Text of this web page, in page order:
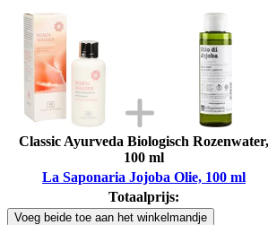
Classic Ayurveda Biologisch Rozenwater,
100 ml
La Saponaria Jojoba Olie, 100 ml
Totaalprijs:
Voeg beide toe aan het winkelmandje